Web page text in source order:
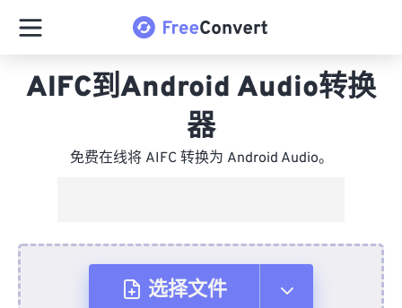
AIFC到Android Audio转换
器
免费在线将 AIFC 转换为 Android Audio。
选择文件